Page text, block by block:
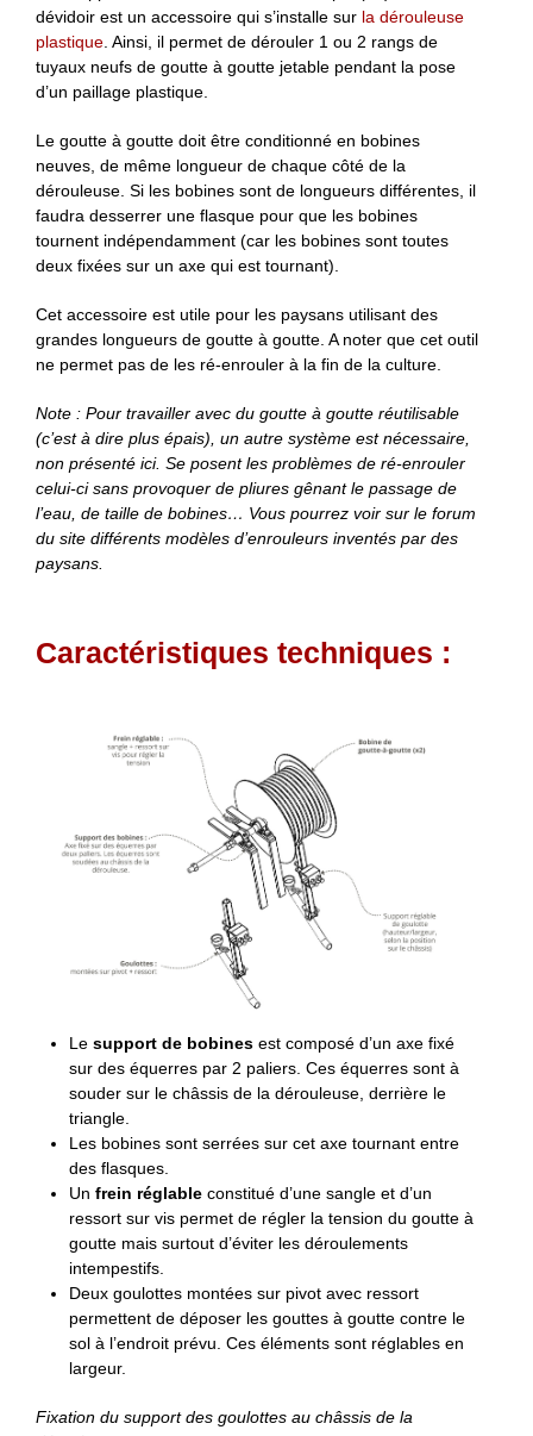
dévidoir est un accessoire qui s’installe sur la dérouleuse
plastique . Ainsi, il permet de dérouler 1 ou 2 rangs de
tuyaux neufs de goutte à goutte jetable pendant la pose
d’un paillage plastique.
Le goutte à goutte doit être conditionné en bobines
neuves, de même longueur de chaque côté de la
dérouleuse. Si les bobines sont de longueurs différentes, il
faudra desserrer une flasque pour que les bobines
tournent indépendamment (car les bobines sont toutes
deux fixées sur un axe qui est tournant).
Cet accessoire est utile pour les paysans utilisant des
grandes longueurs de goutte à goutte. A noter que cet outil
ne permet pas de les ré-enrouler à la fin de la culture.
Note : Pour travailler avec du goutte à goutte réutilisable
(c’est à dire plus épais), un autre système est nécessaire,
non présenté ici. Se posent les problèmes de ré-enrouler
celui-ci sans provoquer de pliures gênant le passage de
l’eau, de taille de bobines… Vous pourrez voir sur le forum
du site différents modèles d’enrouleurs inventés par des
paysans.
Caractéristiques techniques :
Lesupport de bobines est composé d’un axe fixé
sur des équerres par 2 paliers. Ces équerres sont à
souder sur le châssis de la dérouleuse, derrière le
triangle.
Les bobines sont serrées sur cet axe tournant entre
des flasques.
Unfrein réglable constitué d’une sangle et d’un
ressort sur vis permet de régler la tension du goutte à
goutte mais surtout d’éviter les déroulements
intempestifs.
Deux goulottes montées sur pivot avec ressort
permettent de déposer les gouttes à goutte contre le
sol à l’endroit prévu. Ces éléments sont réglables en
largeur.
Fixation du support des goulottes au châssis de la